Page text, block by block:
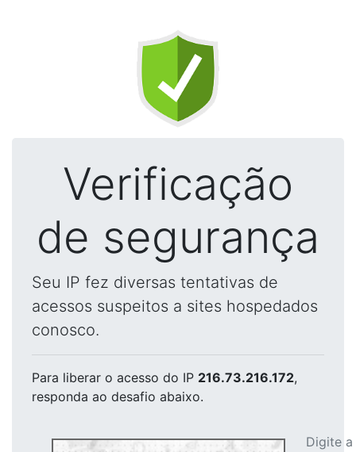
Verificação
de segurança
Seu IP fez diversas tentativas de
acessos suspeitos a sites hospedados
conosco.
Para liberar o acesso do IP 216.73.216.172,
responda ao desafio abaixo.
Digite